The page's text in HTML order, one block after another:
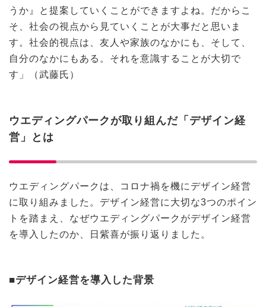
うか』と提案していくことができますよね。だからこ
そ、社会の視点から見ていくことが大事だと思いま
す。社会的視点は、友人や家族のなかにも、そして、
自分のなかにもある。それを意識することが大切で
す」（武藤氏）
ウエディングパークが取り組んだ「デザイン経
営」とは
ウエディングパークは、コロナ禍を機にデザイン経営
に取り組みました。デザイン経営に大切な3つのポイン
トを踏まえ、なぜウエディングパークがデザイン経営
を導入したのか、日紫喜が振り返りました。
■デザイン経営を導入した背景